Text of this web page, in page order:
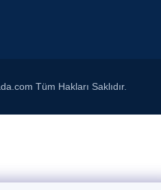
Tüm Hakları Saklıdır.